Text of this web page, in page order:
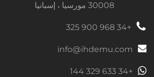
30008 مورسيا ، إسبانيا
+34 968 900 325
info@ihdemu.com
+34 633 329 144